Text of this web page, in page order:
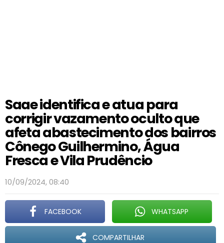
Saae identifica e atua para
corrigir vazamento oculto que
afeta abastecimento dos bairros
Cônego Guilhermino, Água
Fresca e Vila Prudêncio
10/09/2024, 08:40
FACEBOOK WHATSAPP
COMPARTILHAR